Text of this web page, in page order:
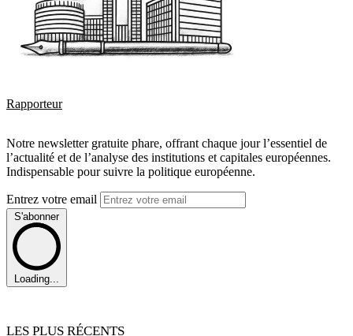
Rapporteur
Notre newsletter gratuite phare, offrant chaque jour l’essentiel de
l’actualité et de l’analyse des institutions et capitales européennes.
Indispensable pour suivre la politique européenne.
Entrez votre email
S'abonner
Loading...
LES PLUS RÉCENTS